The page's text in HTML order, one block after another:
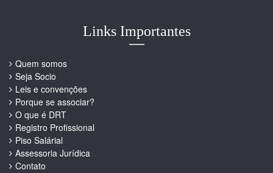
Links Importantes
Quem somos
Seja Socio
Leis e convenções
Porque se associar?
O que é DRT
Registro Profissional
Piso Salárial
Assessoria Jurídica
Contato